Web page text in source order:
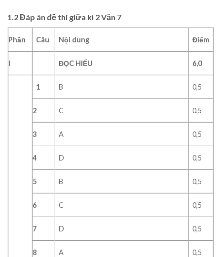
1.2 Đáp án đề thi giữa kì 2 Văn 7
Phần Câu Nội dung Điểm
I ĐỌC HIỂU 6,0
1 B 0,5
2 C 0,5
3 A 0,5
4 D 0,5
5 B 0,5
6 C 0,5
7 D 0,5
8 A 0,5